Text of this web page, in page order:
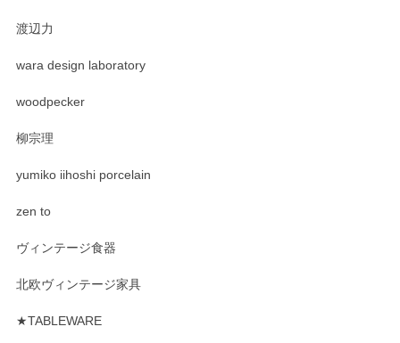
渡辺力
wara design laboratory
woodpecker
柳宗理
yumiko iihoshi porcelain
zen to
ヴィンテージ食器
北欧ヴィンテージ家具
★TABLEWARE